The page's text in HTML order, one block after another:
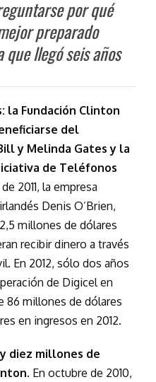
por qué
preparado
llegó seis años
la Fundación Clinton
del
y Melinda Gates y la
de Teléfonos
2011, la empresa
Denis O’Brien,
millones de dólares
recibir dinero a través
En 2012, sólo dos años
de Digicel en
86 millones de dólares
en ingresos en 2012.
diez millones de
En octubre de 2010,